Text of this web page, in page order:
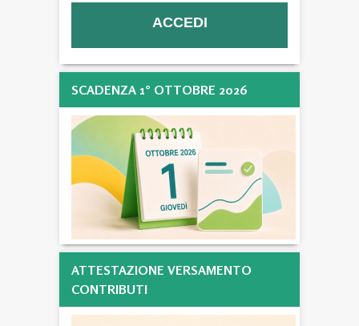
SCADENZA 1° OTTOBRE 2026
ATTESTAZIONE VERSAMENTO
CONTRIBUTI